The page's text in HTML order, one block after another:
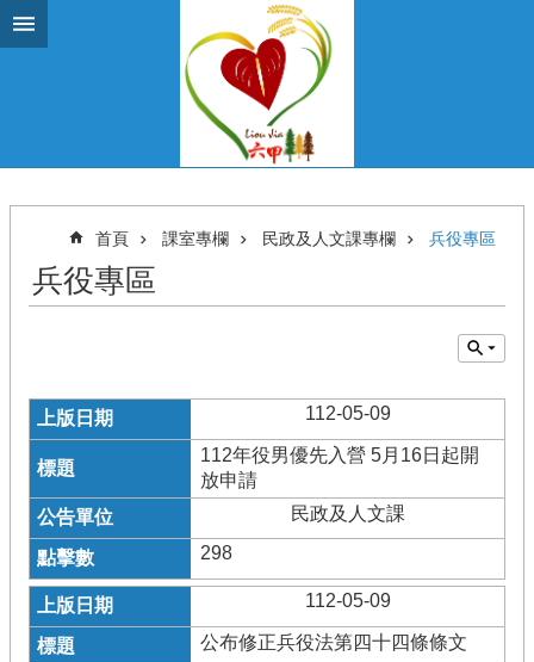
跳到主要內容區塊
首頁 課室專欄 民政及人文課專欄 兵役專區
兵役專區
112-05-09
112年役男優先入營 5月16日起開
放申請
民政及人文課
298
112-05-09
公布修正兵役法第四十四條條文